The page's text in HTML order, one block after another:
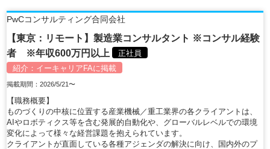
PwCコンサルティング合同会社
【東京：リモート】製造業コンサルタント ※コンサル経験
者 ※年収600万円以上
正社員
紹介： イーキャリアFAに掲載
掲載期間：2026/5/21〜
【職務概要】
ものづくりの中核に位置する産業機械／重工業界の各クライアントは、
AIやロボティクス等を含む発展的自動化や、グローバルレベルでの環境
変化によって様々な経営課題を抱えられています。
クライアントが直面している各種アジェンダの解決に向け、国内外のプ